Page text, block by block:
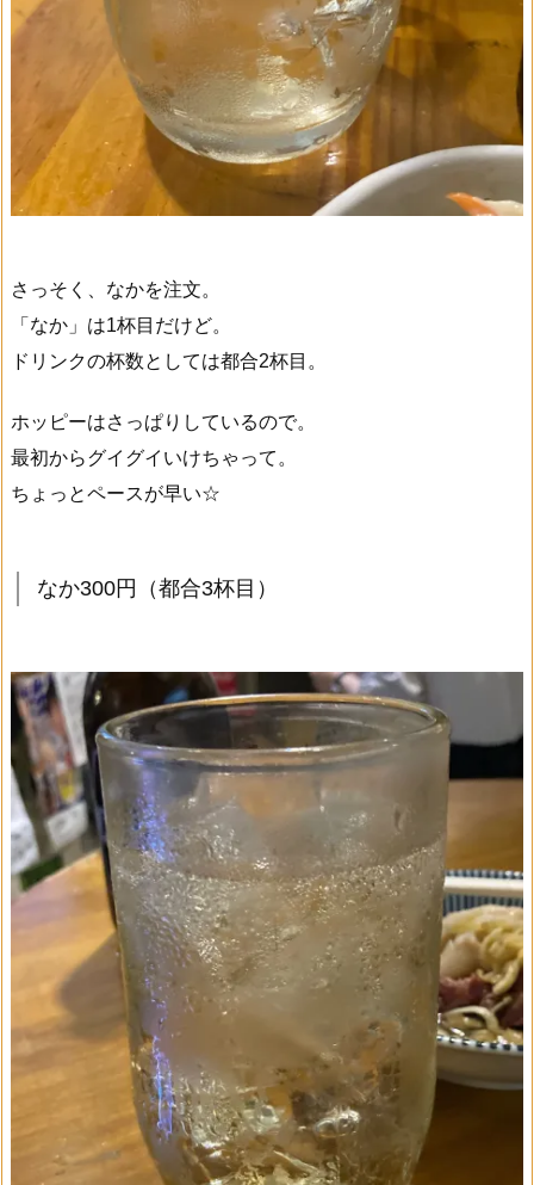
さっそく、なかを注文。
「なか」は1杯目だけど。
ドリンクの杯数としては都合2杯目。
ホッピーはさっぱりしているので。
最初からグイグイいけちゃって。
ちょっとペースが早い☆
なか300円（都合3杯目）